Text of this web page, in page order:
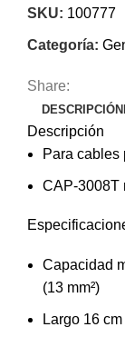
SKU: 100777
Categoría:
Share:
DESCRIPCIÓN
Descripción
Para cables
CAP-3008T
Capacidad
(13 mm²)
Largo 16 cm